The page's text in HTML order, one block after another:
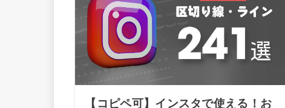
【コピペ可】インスタで使える！お